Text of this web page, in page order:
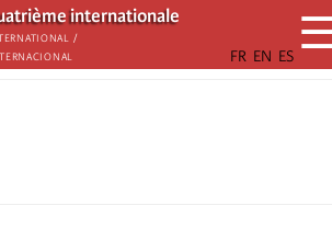
تجاوز
إلى
المحتوى
internationale
/